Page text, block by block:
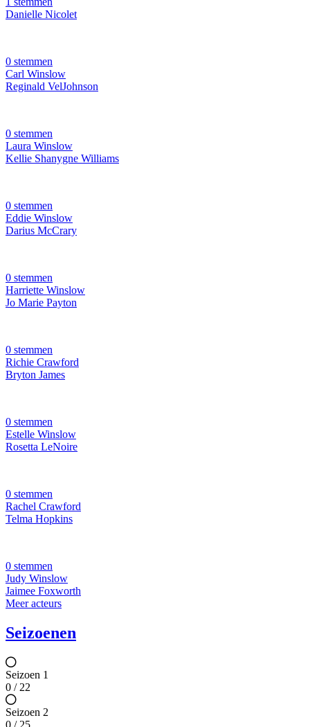
Danielle Nicolet
0 stemmen
Carl Winslow
Reginald VelJohnson
0 stemmen
Laura Winslow
Kellie Shanygne Williams
0 stemmen
Eddie Winslow
Darius McCrary
0 stemmen
Harriette Winslow
Jo Marie Payton
0 stemmen
Richie Crawford
Bryton James
0 stemmen
Estelle Winslow
Rosetta LeNoire
0 stemmen
Rachel Crawford
Telma Hopkins
0 stemmen
Judy Winslow
Jaimee Foxworth
Meer acteurs
Seizoenen
Seizoen 1
0 / 22
Seizoen 2